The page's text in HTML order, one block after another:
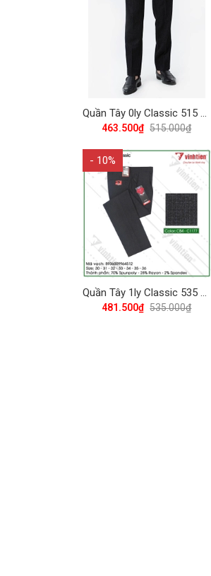
Quần Tây 0ly Classic 515 Vĩnh Tiến - Đen Xanh Muối Tiêu
463.500₫ 515.000₫
- 10%
Quần Tây 1ly Classic 535 Vĩnh Tiến - Nhiều Màu
481.500₫ 535.000₫